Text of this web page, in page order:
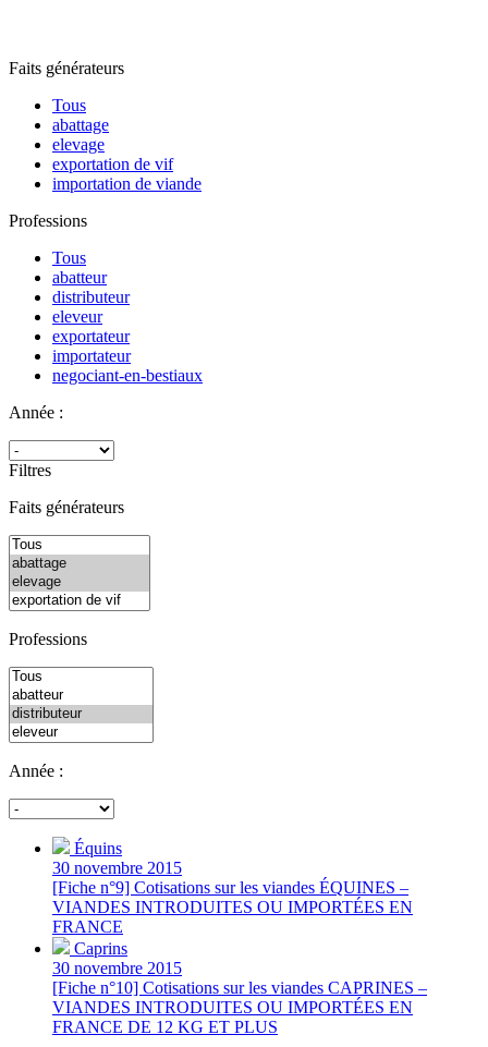
Faits générateurs
Tous
abattage
elevage
exportation de vif
importation de viande
Professions
Tous
abatteur
distributeur
eleveur
exportateur
importateur
negociant-en-bestiaux
Année :
Filtres
Faits générateurs
Professions
Année :
Équins
30 novembre 2015
[Fiche n°9] Cotisations sur les viandes ÉQUINES –
VIANDES INTRODUITES OU IMPORTÉES EN
FRANCE
Caprins
30 novembre 2015
[Fiche n°10] Cotisations sur les viandes CAPRINES –
VIANDES INTRODUITES OU IMPORTÉES EN
FRANCE DE 12 KG ET PLUS